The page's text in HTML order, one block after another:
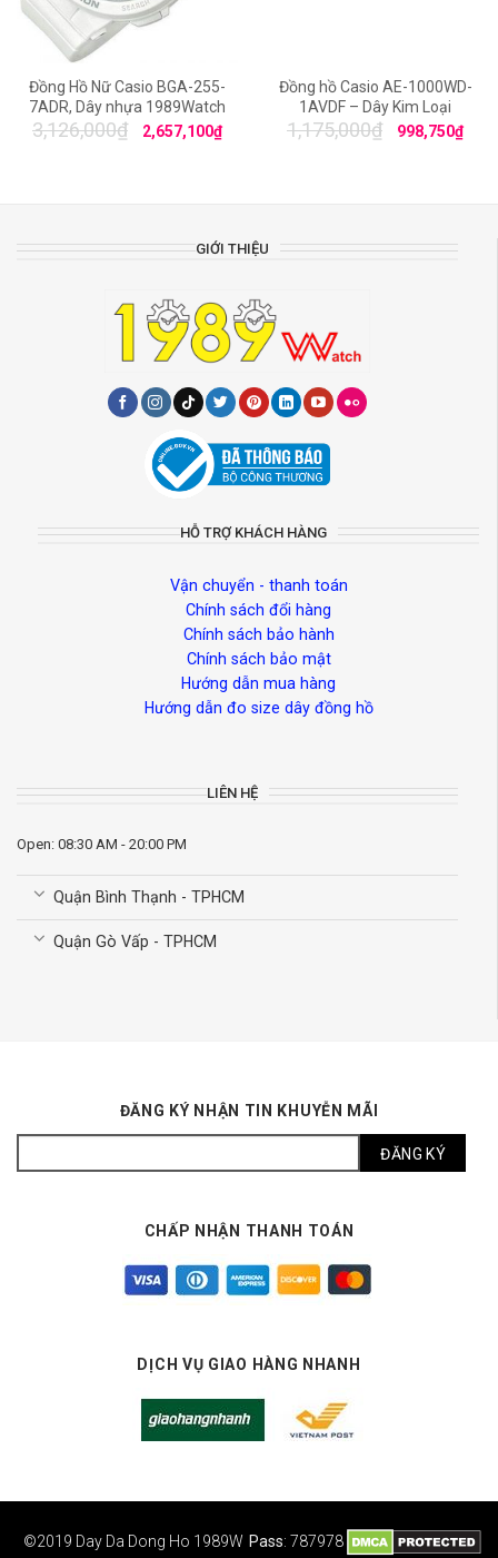
Đồng Hồ Nữ Casio BGA-255-
7ADR, Dây nhựa 1989Watch
3,126,000₫ 2,657,100₫
Đồng hồ Casio AE-1000WD-
1AVDF – Dây Kim Loại
1,175,000₫ 998,750₫
GIỚI THIỆU
HỖ TRỢ KHÁCH HÀNG
Vận chuyển - thanh toán
Chính sách đổi hàng
Chính sách bảo hành
Chính sách bảo mật
Hướng dẫn mua hàng
Hướng dẫn đo size dây đồng hồ
LIÊN HỆ
Open: 08:30 AM - 20:00 PM
Quận Bình Thạnh - TPHCM
Quận Gò Vấp - TPHCM
ĐĂNG KÝ NHẬN TIN KHUYỄN MÃI
CHẤP NHẬN THANH TOÁN
DỊCH VỤ GIAO HÀNG NHANH
©2019 Day Da Dong Ho 1989W Pass: 787978